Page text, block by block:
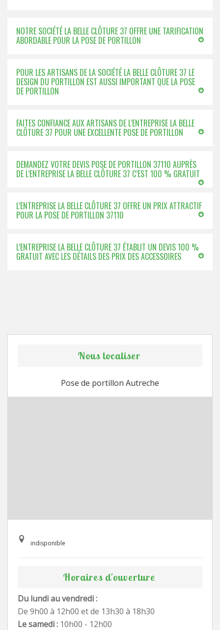
NOTRE SOCIÉTÉ LA BELLE CLÔTURE 37 OFFRE UNE TARIFICATION
ABORDABLE POUR LA POSE DE PORTILLON
POUR LES ARTISANS DE LA SOCIÉTÉ LA BELLE CLÔTURE 37 LE
DESIGN DU PORTILLON EST AUSSI IMPORTANT QUE LA POSE
DE PORTILLON
FAITES CONFIANCE AUX ARTISANS DE L’ENTREPRISE LA BELLE
CLÔTURE 37 POUR UNE EXCELLENTE POSE DE PORTILLON
DEMANDEZ VOTRE DEVIS POSE DE PORTILLON 37110 AUPRÈS
DE L’ENTREPRISE LA BELLE CLÔTURE 37 C’EST 100 % GRATUIT
L’ENTREPRISE LA BELLE CLÔTURE 37 OFFRE UN PRIX ATTRACTIF
POUR LA POSE DE PORTILLON 37110
L’ENTREPRISE LA BELLE CLÔTURE 37 ÉTABLIT UN DEVIS 100 %
GRATUIT AVEC LES DÉTAILS DES PRIX DES ACCESSOIRES
Nous localiser
Pose de portillon Autreche
indisponible
Horaires d'ouverture
Du lundi au vendredi :
De 9h00 à 12h00 et de 13h30 à 18h30
Le samedi : 10h00 - 12h00